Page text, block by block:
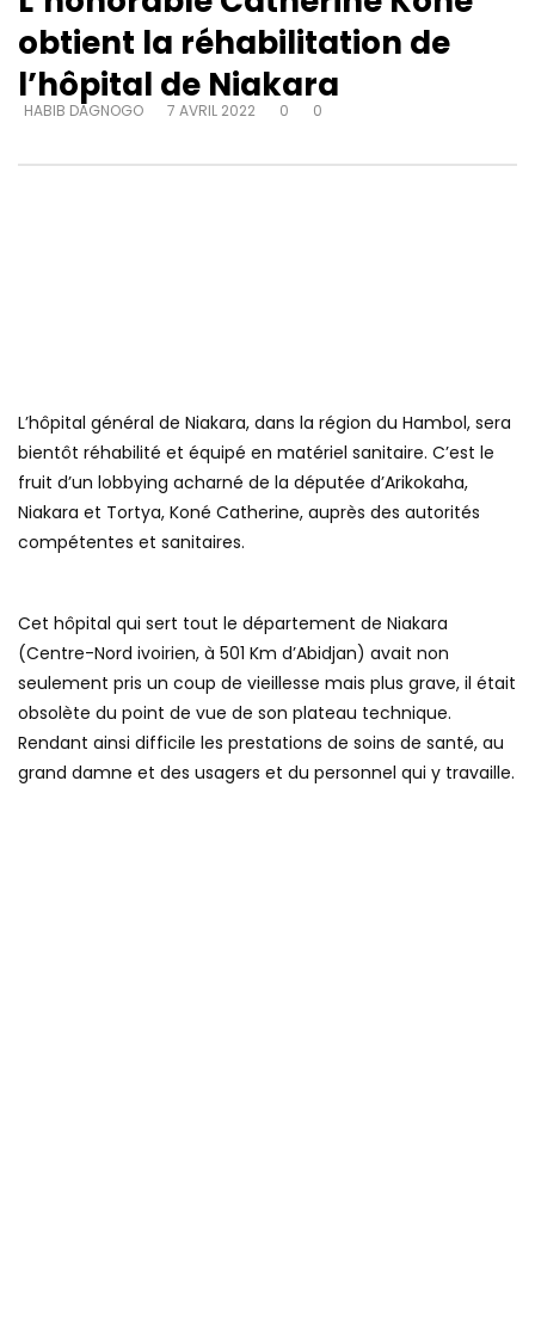
obtient la réhabilitation de
l’hôpital de Niakara
HABIB DAGNOGO 7 AVRIL 2022 0 0
L’hôpital général de Niakara, dans la région du Hambol, sera
bientôt réhabilité et équipé en matériel sanitaire. C’est le
fruit d’un lobbying acharné de la députée d’Arikokaha,
Niakara et Tortya, Koné Catherine, auprès des autorités
compétentes et sanitaires.
Cet hôpital qui sert tout le département de Niakara
(Centre-Nord ivoirien, à 501 Km d’Abidjan) avait non
seulement pris un coup de vieillesse mais plus grave, il était
obsolète du point de vue de son plateau technique.
Rendant ainsi difficile les prestations de soins de santé, au
grand damne et des usagers et du personnel qui y travaille.